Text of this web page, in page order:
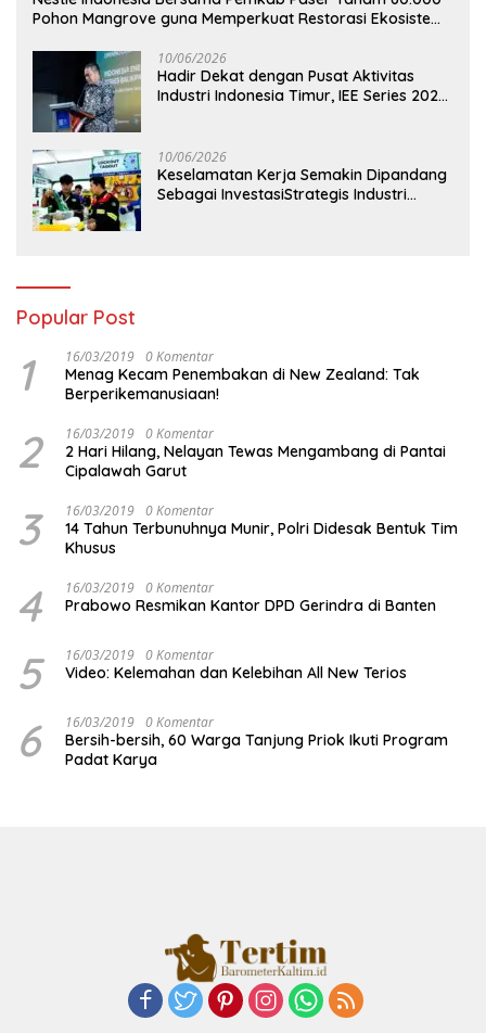
Pohon Mangrove guna Memperkuat Restorasi Ekosistem
10/06/2026
Hadir Dekat dengan Pusat Aktivitas
Industri Indonesia Timur, IEE Series 2026
10/06/2026
Keselamatan Kerja Semakin Dipandang
Sebagai InvestasiStrategis Industri
Popular Post
1 16/03/2019 0 Komentar
Menag Kecam Penembakan di New Zealand: Tak
Berperikemanusiaan!
2 16/03/2019 0 Komentar
2 Hari Hilang, Nelayan Tewas Mengambang di Pantai
Cipalawah Garut
3 16/03/2019 0 Komentar
14 Tahun Terbunuhnya Munir, Polri Didesak Bentuk Tim
Khusus
4 16/03/2019 0 Komentar
Prabowo Resmikan Kantor DPD Gerindra di Banten
5 16/03/2019 0 Komentar
Video: Kelemahan dan Kelebihan All New Terios
6 16/03/2019 0 Komentar
Bersih-bersih, 60 Warga Tanjung Priok Ikuti Program
Padat Karya